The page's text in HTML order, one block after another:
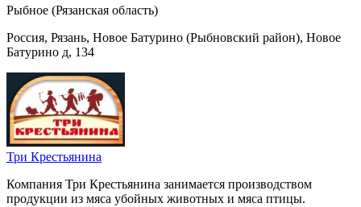
Рыбное (Рязанская область)
Россия, Рязань, Новое Батурино (Рыбновский район), Новое
Батурино д, 134
Три Крестьянина
Компания Три Крестьянина занимается производством
продукции из мяса убойных животных и мяса птицы.